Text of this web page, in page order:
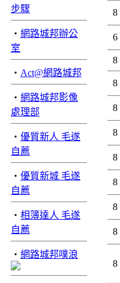
步驟
‧ 網路城邦辦公
室
‧ Act@網路城邦
‧ 網路城邦影像
處理部
‧ 優質新人 毛遂
自薦
‧ 優質新城 毛遂
自薦
‧ 相簿達人 毛遂
自薦
‧ 網路城邦噗浪
8
6
8
8
8
8
8
8
8
8
8